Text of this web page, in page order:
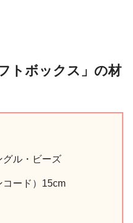
トボックス」の材
ル・ビーズ
コード）15cm